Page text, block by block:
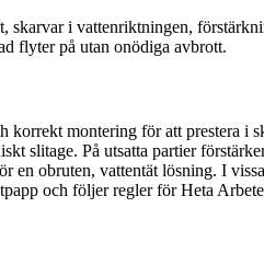
i vattenriktningen,
flyter på utan onödiga avbrott.
korrekt montering för att prestera
slitage. På utsatta partier
en obruten, vattentät lösning. I
och följer regler för Heta